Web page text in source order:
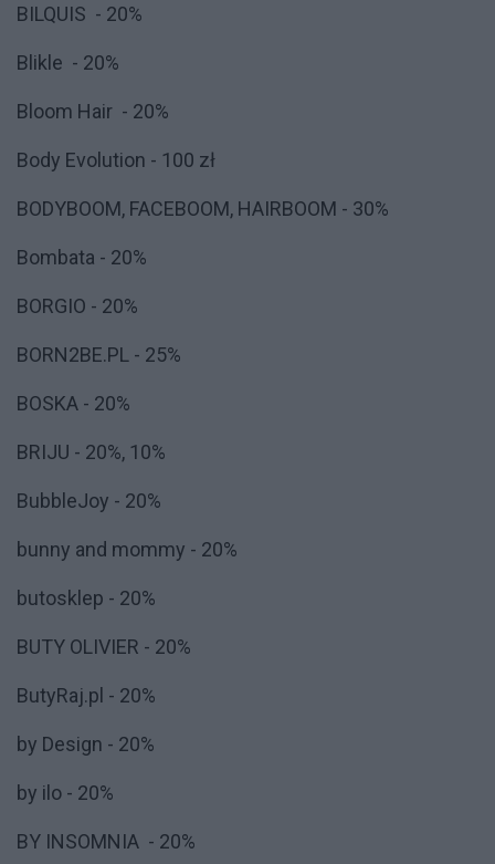
BILQUIS - 20%
Blikle - 20%
Bloom Hair - 20%
Body Evolution - 100 zł
BODYBOOM, FACEBOOM, HAIRBOOM - 30%
Bombata - 20%
BORGIO - 20%
BORN2BE.PL - 25%
BOSKA - 20%
BRIJU - 20%, 10%
BubbleJoy - 20%
bunny and mommy - 20%
butosklep - 20%
BUTY OLIVIER - 20%
ButyRaj.pl - 20%
by Design - 20%
by ilo - 20%
BY INSOMNIA - 20%